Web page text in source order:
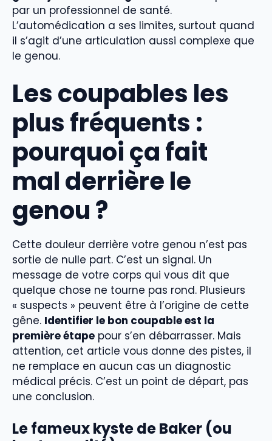
par un professionnel de santé.
L’automédication a ses limites, surtout quand
il s’agit d’une articulation aussi complexe que
le genou.
Les coupables les
plus fréquents :
pourquoi ça fait
mal derrière le
genou ?
Cette douleur derrière votre genou n’est pas
sortie de nulle part. C’est un signal. Un
message de votre corps qui vous dit que
quelque chose ne tourne pas rond. Plusieurs
« suspects » peuvent être à l’origine de cette
gêne. Identifier le bon coupable est la
première étape pour s’en débarrasser. Mais
attention, cet article vous donne des pistes, il
ne remplace en aucun cas un diagnostic
médical précis. C’est un point de départ, pas
une conclusion.
Le fameuxkyste de Baker (ou